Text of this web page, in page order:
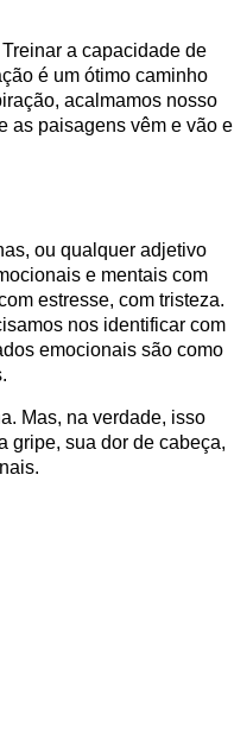
a capacidade de
é um ótimo caminho
acalmamos nosso
as paisagens vêm e vão e
ou qualquer adjetivo
e mentais com
estresse, com tristeza.
nos identificar com
emocionais são como
Mas, na verdade, isso
gripe, sua dor de cabeça,